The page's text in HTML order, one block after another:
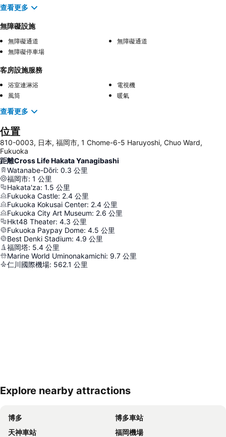
查看更多
無障礙設施
無障礙通道
無障礙通道
無障礙停車場
客房設施服務
浴室連淋浴
電視機
風筒
暖氣
查看更多
位置
810-0003, 日本, 福岡市, 1 Chome-6-5 Haruyoshi, Chuo Ward,
Fukuoka
距離Cross Life Hakata Yanagibashi
Watanabe-Dōri: 0.3 公里
福岡市: 1 公里
Hakata'za: 1.5 公里
Fukuoka Castle: 2.4 公里
Fukuoka Kokusai Center: 2.4 公里
Fukuoka City Art Museum: 2.6 公里
Hkt48 Theater: 4.3 公里
Fukuoka Paypay Dome: 4.5 公里
Best Denki Stadium: 4.9 公里
福岡塔: 5.4 公里
Marine World Uminonakamichi: 9.7 公里
仁川國際機場: 562.1 公里
展開地圖
Explore nearby attractions
博多
博多車站
天神車站
福岡機場